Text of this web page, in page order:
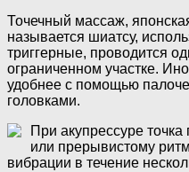
Точечный массаж,
называется шиатсу,
триггерные, проводится
ограниченном участке.
удобнее с помощью
головками.
При акупрессуре
или прерывистому
вибрации в течение